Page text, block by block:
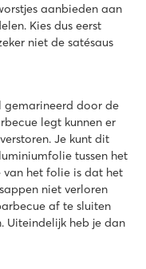
aanbieden aan
Kies dus eerst
niet de satésaus
gemarineerd door de
legt kunnen er
Je kunt dit
tussen het
van het folie is dat het
niet verloren
af te sluiten
Uiteindelijk heb je dan